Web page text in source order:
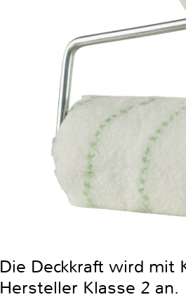
Die Deckkraft wird mit
Hersteller Klasse 2 an.